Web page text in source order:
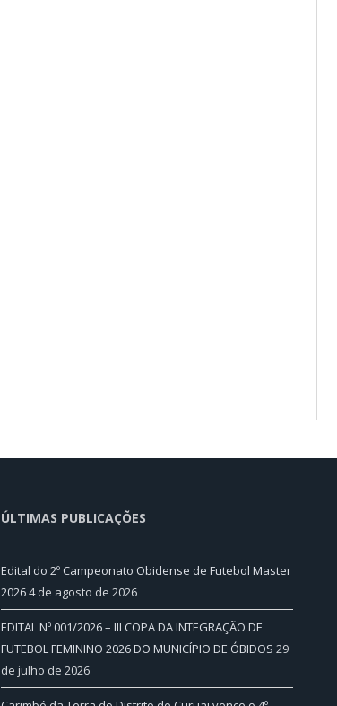
ÚLTIMAS PUBLICAÇÕES
Edital do 2º Campeonato Obidense de Futebol Master
20264 de agosto de 2026
EDITAL Nº 001/2026 – III COPA DA INTEGRAÇÃO DE
FUTEBOL FEMININO 2026 DO MUNICÍPIO DE ÓBIDOS 29
de julho de 2026